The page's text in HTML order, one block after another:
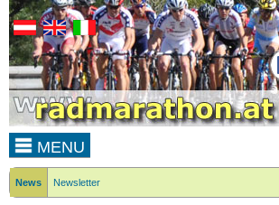
MENU
News Newsletter